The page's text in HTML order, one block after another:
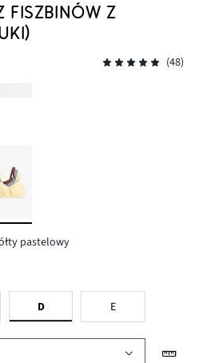
FISZBINÓW Z
(48)
pastelowy
D E